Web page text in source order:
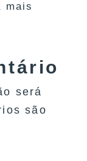
mais
será
são